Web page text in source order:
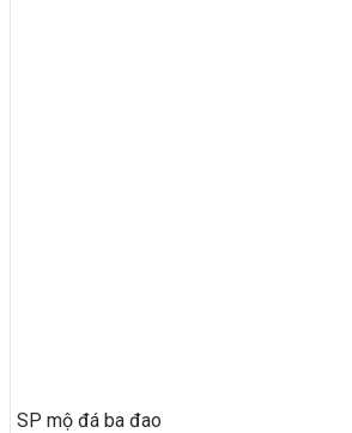
SP mộ đá ba đao